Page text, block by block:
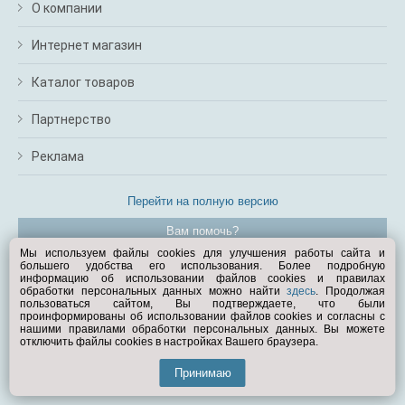
О компании
Интернет магазин
Каталог товаров
Партнерство
Реклама
Перейти на полную версию
Вам помочь?
© Exist.ru 1998—2026
Мы используем файлы cookies для улучшения работы сайта и
большего удобства его использования. Более подробную
информацию об использовании файлов cookies и правилах
обработки персональных данных можно найтиздесь. Продолжая
пользоваться сайтом, Вы подтверждаете, что были
проинформированы об использовании файлов cookies и согласны с
нашими правилами обработки персональных данных. Вы можете
отключить файлы cookies в настройках Вашего браузера.
Принимаю